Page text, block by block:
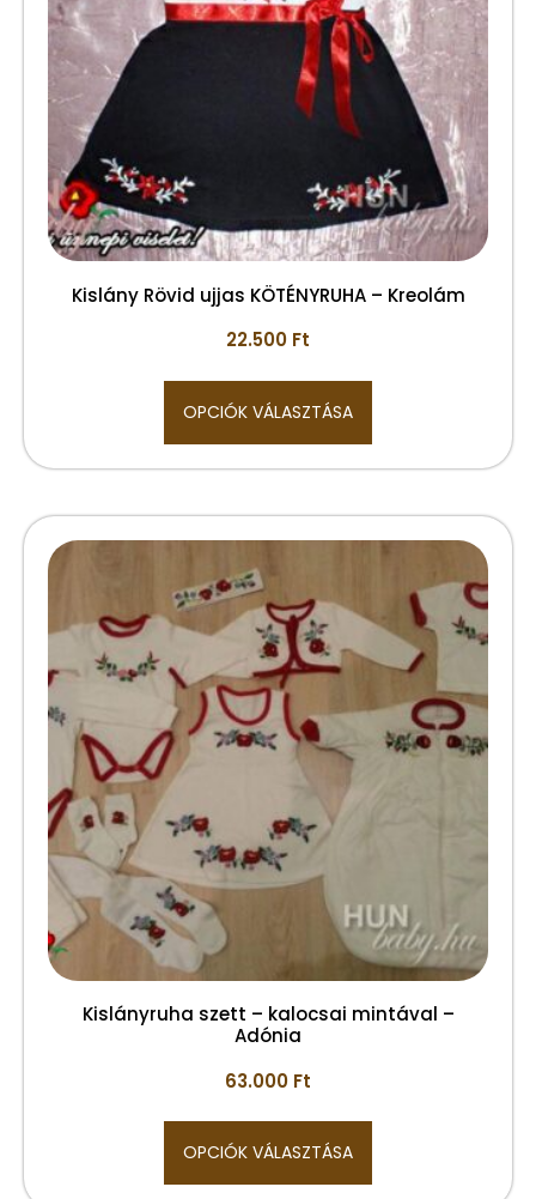
Kislány Rövid ujjas KÖTÉNYRUHA – Kreolám
22.500 Ft
OPCIÓK VÁLASZTÁSA
Kislányruha szett – kalocsai mintával –
Adónia
63.000 Ft
OPCIÓK VÁLASZTÁSA